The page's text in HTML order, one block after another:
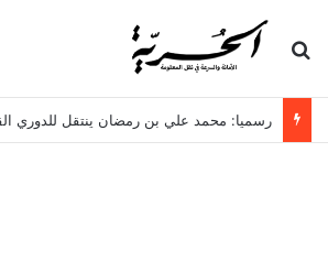
بحث عن
رسميا: محمد علي بن رمضان ينتقل للدوري